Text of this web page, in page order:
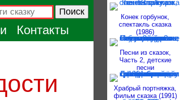
Конек горбунок,
спектакль сказка
(1986)
Песни из сказок,
Часть 2, детские
песни
Храбрый портняжка,
фильм сказка (1991)
Контакты